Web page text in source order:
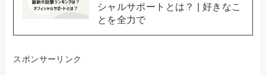
シャルサポートとは？ | 好きなこ
とを全力で
スポンサーリンク